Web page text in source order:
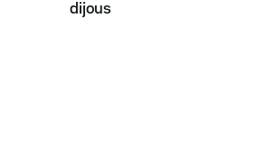
dijous